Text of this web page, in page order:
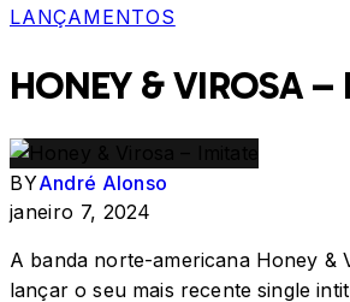
LANÇAMENTOS
HONEY & VIROSA –
BYAndré Alonso
janeiro 7, 2024
A banda norte-americana Honey &
lançar o seu mais recente single